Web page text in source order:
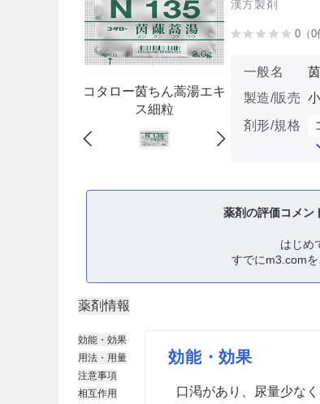
コタロー茵ちん蒿湯エキ
ス細粒
漢方製剤
0（0
一般名
製造/販売
剤形/規格
薬剤の評価コメン
はじめ
すでにm3.com
薬剤情報
効能・効果
用法・用量
注意事項
相互作用
効能・効果
口渇があり、尿量少な